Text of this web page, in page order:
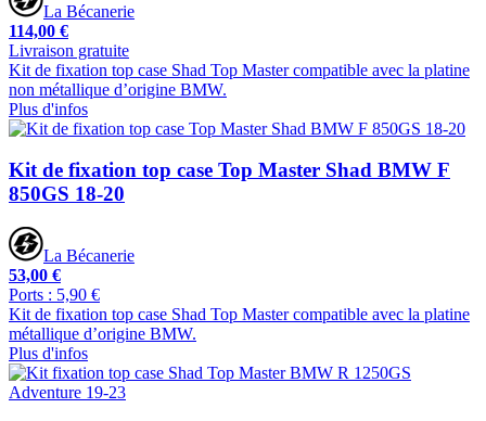
La Bécanerie
114,00 €
Livraison gratuite
Kit de fixation top case Shad Top Master compatible avec la platine
non métallique d’origine BMW.
Plus d'infos
Kit de fixation top case Top Master Shad BMW F
850GS 18-20
La Bécanerie
53,00 €
Ports : 5,90 €
Kit de fixation top case Shad Top Master compatible avec la platine
métallique d’origine BMW.
Plus d'infos